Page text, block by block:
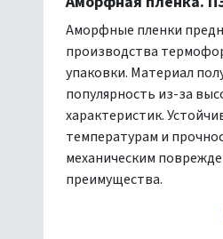
Аморфные пленки
производства
упаковки. Материал
популярность из-за
характеристик.
температурам и
механическим
преимущества.